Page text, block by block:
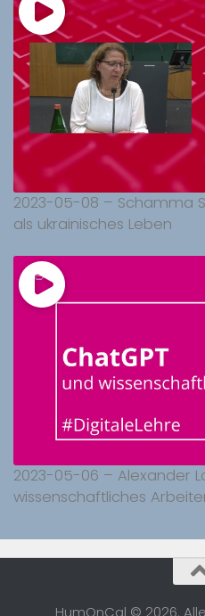
2023-05-08 – Schamma
als ukrainisches Leben
2023-05-06 – Alexander
wissenschaftliches
HumOnCal © 2026.